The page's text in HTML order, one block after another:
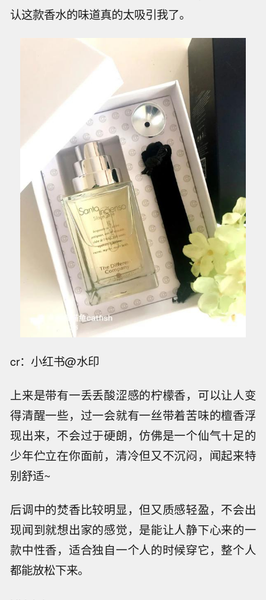
认这款香水的味道真的太吸引我了。
cr：小红书@水印
上来是带有一丢丢酸涩感的柠檬香，可以让人变
得清醒一些，过一会就有一丝带着苦味的檀香浮
现出来，不会过于硬朗，仿佛是一个仙气十足的
少年伫立在你面前，清冷但又不沉闷，闻起来特
别舒适~
后调中的焚香比较明显，但又质感轻盈，不会出
现闻到就想出家的感觉，是能让人静下心来的一
款中性香，适合独自一个人的时候穿它，整个人
都能放松下来。